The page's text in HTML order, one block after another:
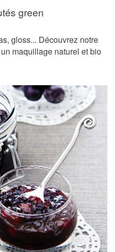
green
gloss... Découvrez notre
maquillage naturel et bio